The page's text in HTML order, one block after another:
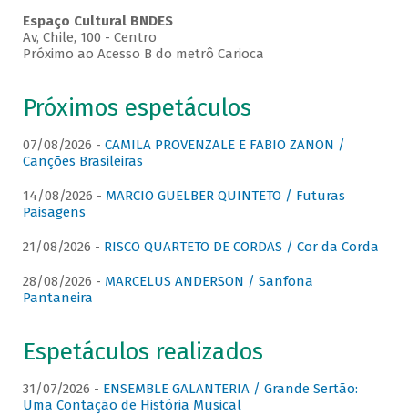
Espaço Cultural BNDES
Av, Chile, 100 - Centro
Próximo ao Acesso B do metrô Carioca
Próximos espetáculos
07/08/2026 - CAMILA PROVENZALE E FABIO ZANON /
Canções Brasileiras
14/08/2026 - MARCIO GUELBER QUINTETO / Futuras
Paisagens
21/08/2026 - RISCO QUARTETO DE CORDAS / Cor da Corda
28/08/2026 - MARCELUS ANDERSON / Sanfona
Pantaneira
Espetáculos realizados
31/07/2026 - ENSEMBLE GALANTERIA / Grande Sertão:
Uma Contação de História Musical